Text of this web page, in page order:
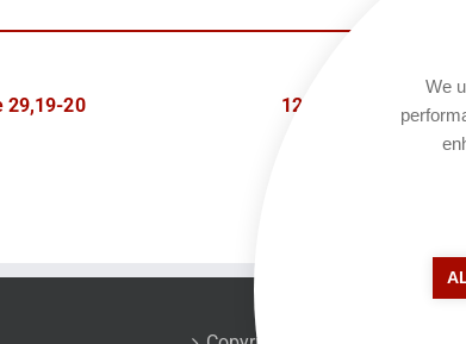
29,19-20 12.12.2020 – Amos
We